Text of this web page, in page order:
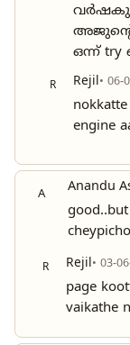
അജുന്റെ
ഒന്ന് try
R Rejil• 06-
engine
A Anandu
R Rejil• 03-
page
vaikathe